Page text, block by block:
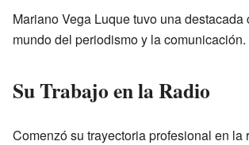
Mariano Vega Luque tuvo una destacada
mundo del periodismo y la comunicación.
Su Trabajo en la Radio
Comenzó su trayectoria profesional en la